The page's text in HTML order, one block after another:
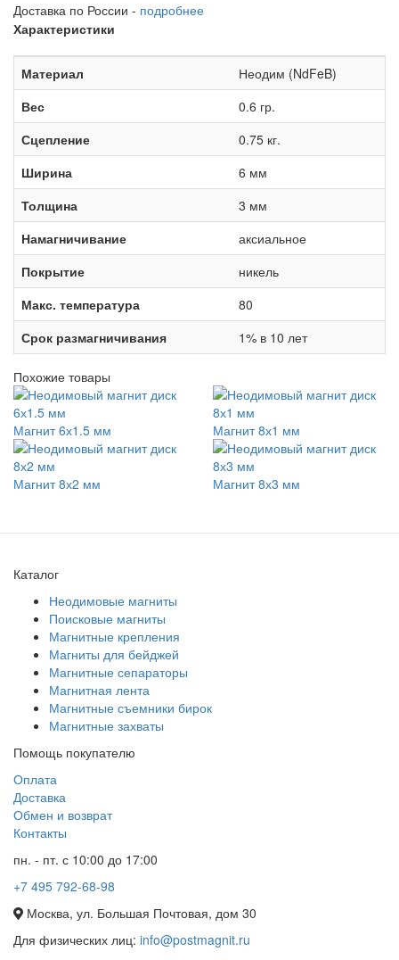
Доставка по России - подробнее
Характеристики
Материал
Неодим (NdFeB)
Вес
0.6 гр.
Сцепление
0.75 кг.
Ширина
6 мм
Толщина
3 мм
Намагничивание
аксиальное
Покрытие
никель
Макс. температура
80
Срок размагничивания
1% в 10 лет
Похожие товары
Магнит 6х1.5 мм Магнит 8х1 мм
Магнит 8х2 мм Магнит 8х3 мм
Каталог
Неодимовые магниты
Поисковые магниты
Магнитные крепления
Магниты для бейджей
Магнитные сепараторы
Магнитная лента
Магнитные съемники бирок
Магнитные захваты
Помощь покупателю
Оплата
Доставка
Обмен и возврат
Контакты
пн. - пт. с 10:00 до 17:00
+7 495 792-68-98
Москва, ул. Большая Почтовая, дом 30
Для физических лиц: info@postmagnit.ru